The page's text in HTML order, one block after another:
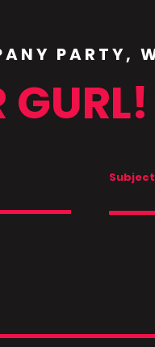
PARTY,
Subject